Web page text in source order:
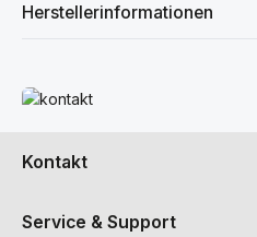
Herstellerinformationen
Mehr erfahren
Kontakt
Service & Support